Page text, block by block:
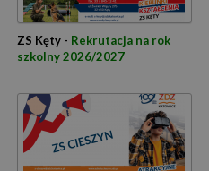
ZS Kęty - Rekrutacja na rok
szkolny 2026/2027